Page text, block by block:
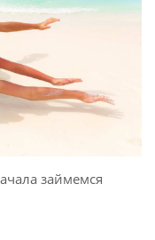
займемся